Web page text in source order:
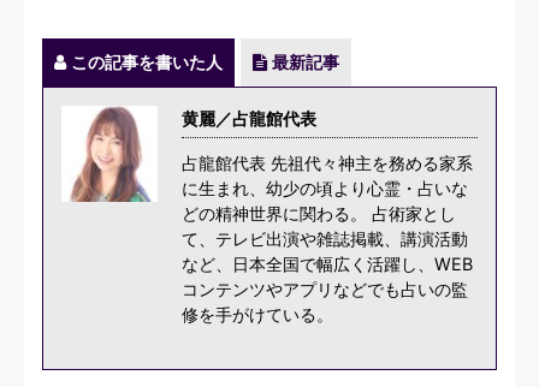
この記事を書いた人 最新記事
黄麗／占龍館代表
占龍館代表 先祖代々神主を務める家系
に生まれ、幼少の頃より心霊・占いな
どの精神世界に関わる。 占術家とし
て、テレビ出演や雑誌掲載、講演活動
など、日本全国で幅広く活躍し、WEB
コンテンツやアプリなどでも占いの監
修を手がけている。